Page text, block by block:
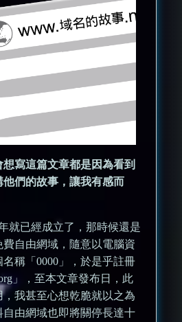
寫這篇文章都是因為看到
們的故事，讓我有感而
就已經成立了，那時候還是
費自由網域，隨意以電腦資
稱「0000」，於是乎註冊
」，至本文章發布日，此
我甚至心想乾脆就以之為
自由網域也即將關停長達十